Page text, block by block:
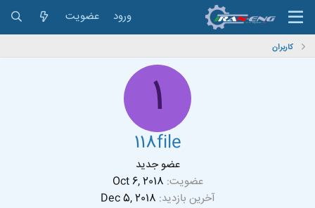
ورود عضویت
کاربران
1
118file
عضو جدید
عضویت Oct 6, 2018
آخرین بازدید Dec 5, 2018